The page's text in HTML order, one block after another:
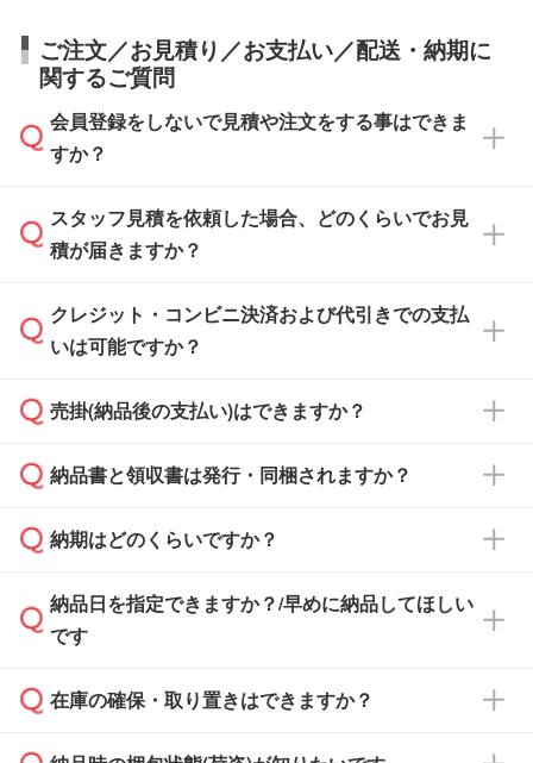
ご注文／お見積り／お支払い／配送・納期に
関するご質問
会員登録をしないで見積や注文をする事はできま
すか？
可能です。見積・注文フォームにて『ゲストの
まま進む』ボタンからお進みのうえ、ご依頼く
スタッフ見積を依頼した場合、どのくらいでお見
積が届きますか？
通常、翌営業日までにお送りしております。混
雑状況によっては、お時間をいただくこともご
依頼いただいた場合は、翌営業日以降のご連絡
クレジット・コンビニ決済および代引きでの支払
いは可能ですか？
銀行振込のみのご対応となります。
売掛(納品後の支払い)はできますか？
基本的には先入金をお願いしておりますが、自
どの場合は、月末締め翌月末払いに対応可能で
また、卒業・卒園記念品で対策委員会や個人様
校や幼稚園・保育園であれば、同様の条件でご
ご希望の際は担当スタッフまでお気軽にご相談
納品書と領収書は発行・同梱されますか？
納品書・領収書は ご依頼をいただいた場合の
ず、通常はPDFデータをメール添付でお送りし
ます。
たは注文フォームの『ご注文に関する備考欄』
納期はどのくらいですか？
・印刷する場合(500個程度)
ご入金、イメージ画像の校了から約2週間～2
納品日を指定できますか？/早めに納品してほしい
です
ご希望の納期がある場合は、お問い合わせ・お
在庫の確保・取り置きはできますか？